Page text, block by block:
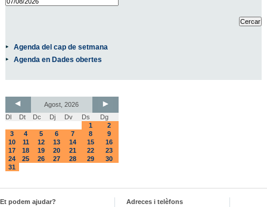
Agenda del cap de setmana
Agenda en Dades obertes
Agost, 2026
Dl
Dt Dc Dj Dv Ds
Dg
1
2
3
4 5 6 7 8
9
10
11 12 13 14 15
16
17
18 19 20 21 22
23
24
25 26 27 28 29
30
31
Et podem ajudar?
Adreces i telèfons